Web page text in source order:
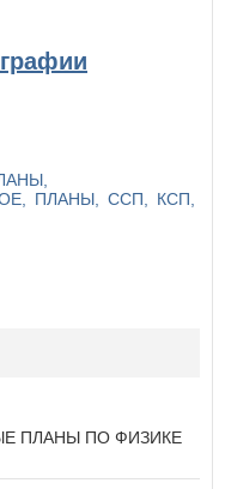
ПЛАНЫ ССП
КСП
ПЛАНЫ ПО ФИЗИКЕ